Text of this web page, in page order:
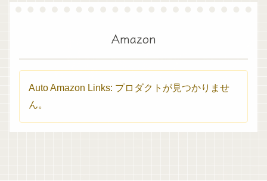
Amazon
Auto Amazon Links: プロダクトが見つかりませ
ん。